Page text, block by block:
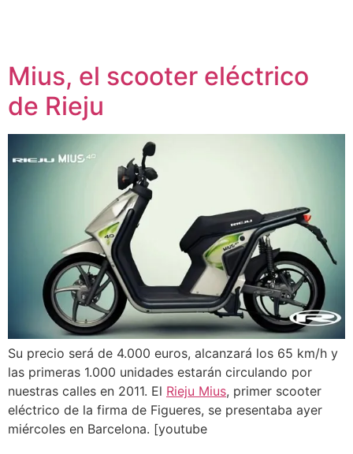
Mius, el scooter eléctrico
de Rieju
Su precio será de 4.000 euros, alcanzará los 65 km/h y
las primeras 1.000 unidades estarán circulando por
nuestras calles en 2011. El Rieju Mius, primer scooter
eléctrico de la firma de Figueres, se presentaba ayer
miércoles en Barcelona. [youtube